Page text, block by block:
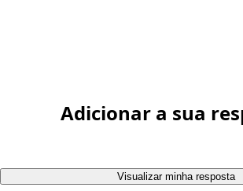
Adicionar a sua
Visualizar minha resposta